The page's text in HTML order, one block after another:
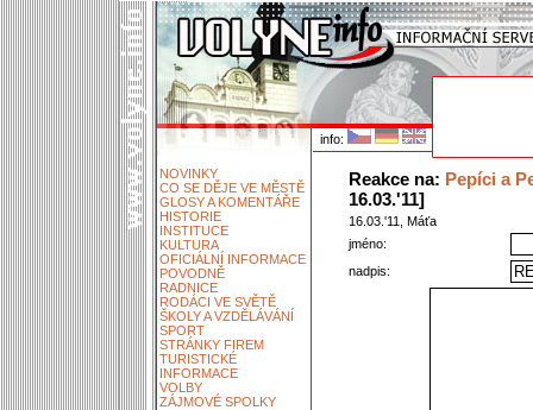
info:
NOVINKY
CO SE DĚJE VE MĚSTĚ
GLOSY A KOMENTÁŘE
HISTORIE
INSTITUCE
KULTURA
OFICIÁLNÍ INFORMACE
POVODNĚ
RADNICE
RODÁCI VE SVĚTĚ
ŠKOLY A VZDĚLÁVÁNÍ
SPORT
STRÁNKY FIREM
TURISTICKÉ
INFORMACE
VOLBY
ZÁJMOVÉ SPOLKY
Reakce na: Pepíci a
16.03.'11]
16.03.'11, Máťa
jméno:
nadpis: